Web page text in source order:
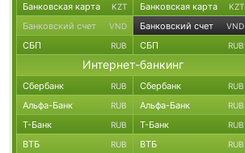
Банковская карта KZT Банковская карта KZT
Банковский счет VND Банковский счет VND
СБП RUB СБП RUB
Интернет-банкинг
Сбербанк RUB Сбербанк RUB
Альфа-Банк RUB Альфа-Банк RUB
Т-Банк RUB Т-Банк RUB
ВТБ RUB ВТБ RUB